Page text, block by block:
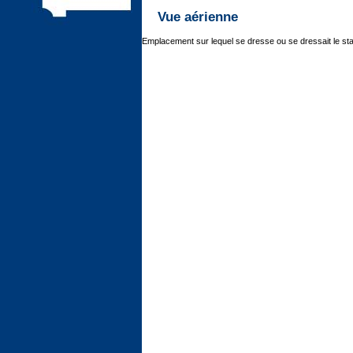
Vue aérienne
Emplacement sur lequel se dresse ou se dressait le